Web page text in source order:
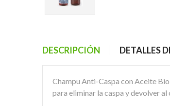
DESCRIPCIÓN DETALLES
Champu Anti-Caspa con Aceite
para eliminar la caspa y devolver